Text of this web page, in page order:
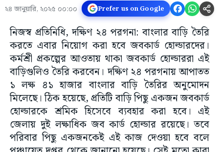
২৪ জানুয়ারি, ২০২৫ ০০:০০ Prefer us on Google
নিজস্ব প্রতিনিধি, দক্ষিণ ২৪ পরগনা: বাংলার বাড়ি তৈরি
করতে এবার নিয়োগ করা হবে জবকার্ড হোল্ডারদের।
কর্মশ্রী প্রকল্পের আওতায় থাকা জবকার্ড হোল্ডাররা এই
বাড়িগুলিও তৈরি করবেন। দক্ষিণ ২৪ পরগনায় আপাতত
১ লক্ষ ৪১ হাজার বাংলার বাড়ি তৈরির অনুমোদন
মিলেছে। ঠিক হয়েছে, প্রতিটি বাড়ি পিছু একজন জবকার্ড
হোল্ডারকে শ্রমিক হিসেবে ব্যবহার করা হবে। এই
জেলায় দুই লক্ষাধিক জব কার্ড হোল্ডার রয়েছে। তবে
পরিবার পিছু একজনকেই এই কাজ দেওয়া হবে বলে